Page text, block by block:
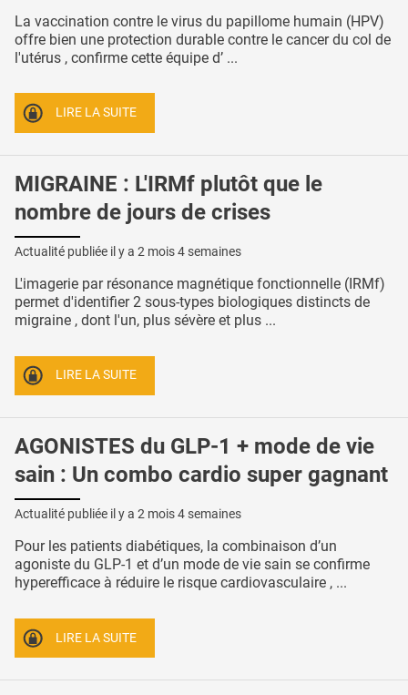
La vaccination contre le virus du papillome humain (HPV)
offre bien une protection durable contre le cancer du col de
l'utérus , confirme cette équipe d’ ...
LIRE LA SUITE
MIGRAINE : L'IRMf plutôt que le
nombre de jours de crises
Actualité publiée il y a 2 mois 4 semaines
L'imagerie par résonance magnétique fonctionnelle (IRMf)
permet d'identifier 2 sous-types biologiques distincts de
migraine , dont l'un, plus sévère et plus ...
LIRE LA SUITE
AGONISTES du GLP-1 + mode de vie
sain : Un combo cardio super gagnant
Actualité publiée il y a 2 mois 4 semaines
Pour les patients diabétiques, la combinaison d’un
agoniste du GLP-1 et d’un mode de vie sain se confirme
hyperefficace à réduire le risque cardiovasculaire , ...
LIRE LA SUITE